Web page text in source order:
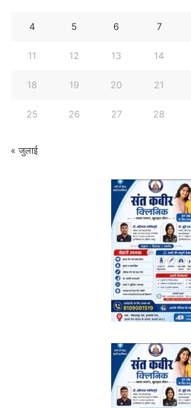
4 5 6 7
11 12 13 14
18 19 20 21
25 26 27 28
« जुलाई